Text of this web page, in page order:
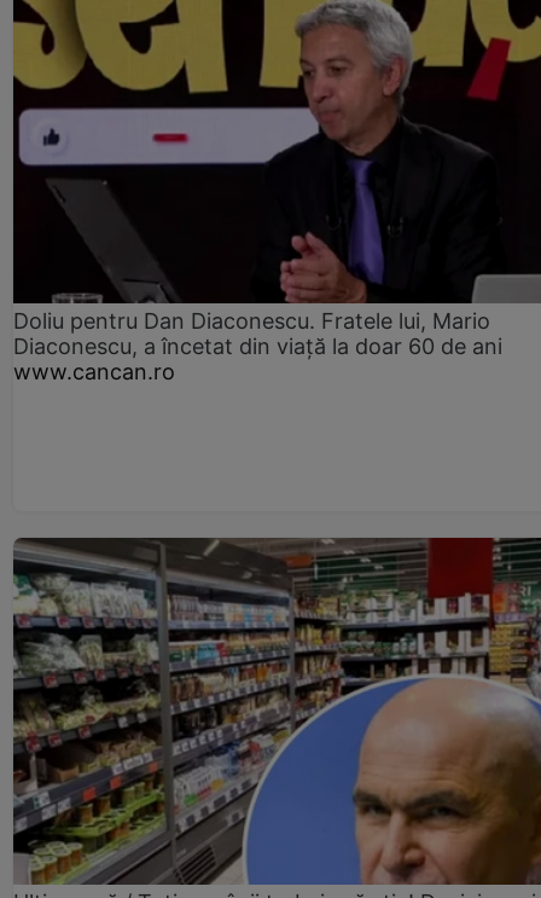
Doliu pentru Dan Diaconescu. Fratele lui, Mario
Diaconescu, a încetat din viață la doar 60 de ani
www.cancan.ro